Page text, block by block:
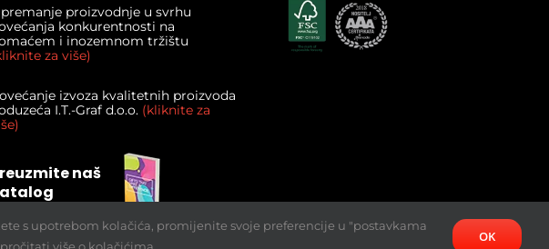
proizvodnje u svrhu
konkurentnosti na
i inozemnom tržištu
za više)
izvoza kvalitetnih proizvoda
I.T.-Graf d.o.o. (kliknite za
naš
s upotrebom kolačića, promijenite svoje preferencije u "postavkama
OK